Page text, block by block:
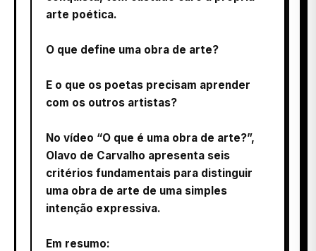
arte poética.
O que define uma obra de arte?
E o que os poetas precisam aprender
com os outros artistas?
No vídeo “O que é uma obra de arte?”,
Olavo de Carvalho apresenta seis
critérios fundamentais para distinguir
uma obra de arte de uma simples
intenção expressiva.
Em resumo: